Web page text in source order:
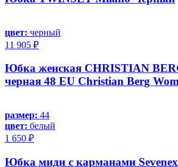
цвет: черный
11 905 ₽
Юбка женская CHRISTIAN
черная 48 EU Christian Berg
размер: 44
цвет: белый
1 650 ₽
Юбка миди с карманами